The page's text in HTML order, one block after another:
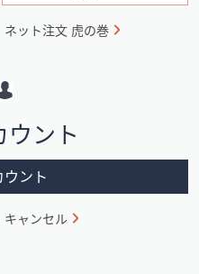
ネット注文 虎の巻
ウント
ント
キャンセル